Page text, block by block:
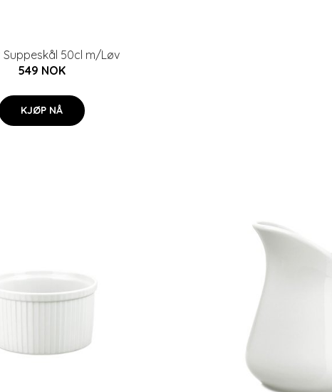
Suppeskål 50cl m/Løv
549 NOK
KJØP NÅ